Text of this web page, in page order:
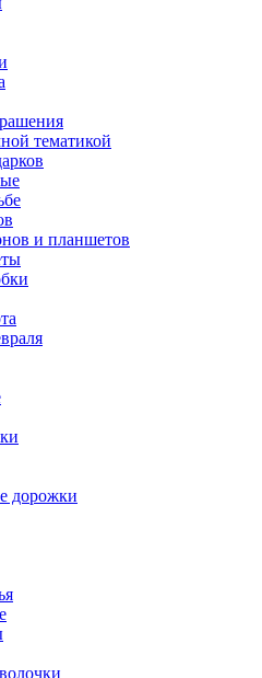
тематикой
и планшетов
дорожки